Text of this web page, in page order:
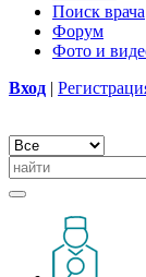
Поиск врача
Форум
Фото и
Вход |